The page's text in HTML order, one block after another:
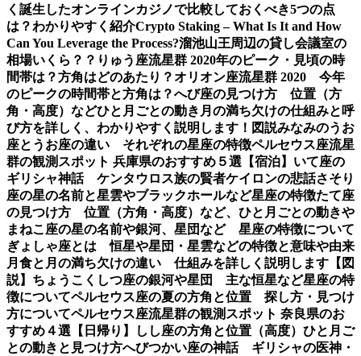
く誕生したオンラインカジノで比較しておくべき5つの点
は？わかりやすく紹介Crypto Staking – What Is It and How
Can You Leverage the Process?溜池山王周辺の貸し会議室の
相場いくら？？ りゅう座流星群 2020年のピーク・見頃の時
間帯は？方角はどのあたり？オリオン座流星群 2020 今年
のピークの時間帯と方角は？へび座の見つけ方 位置（方
角・高度）などひと月ごとの動き 月の満ち欠けの仕組みと呼
び方を詳しく、わかりやすく説明します！図説みなみのうお
座とうお座の違い それぞれの星座の特徴ペルセウス座流星
群の観測スポット 兵庫県のおすすめ５選【宿泊】 いて座の
ギリシャ神話 ケンタウロス族の賢者ケイロンの悲話さそり
座の星の名前と星雲やブラックホールなど星座の特徴たて座
の見つけ方 位置（方角・高度）など、ひと月ごとの動きや
まねこ座の星の名前や銀河、星団など 星座の特徴について
ぎょしゃ座とは 恒星や星団・星雲などの特徴と意味や由来
月食と月の満ち欠けの違い 仕組みを詳しく説明します【図
説】 ちょうこくしつ座の銀河や星団 主な恒星など星座の特
徴についてペルセウス座の夏の方角と位置 探し方・見つけ
方についてペルセウス座流星群の観測スポット 奈良県のお
すすめ４選【日帰り】
しし座の方角と位置（高度）ひと月ご
との動きと見つけ方へびつかい座の神話 ギリシャの医神・